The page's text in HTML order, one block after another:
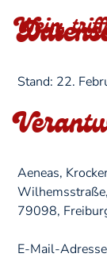
Wein
Stand: 22.
Aeneas,
79098,
E-Mail-